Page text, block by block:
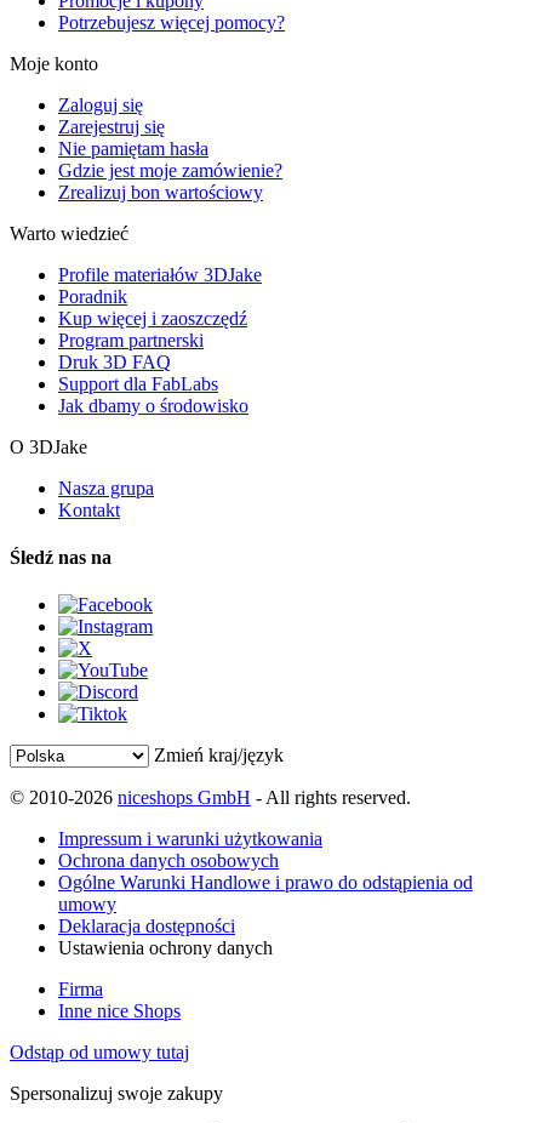
Potrzebujesz więcej pomocy?
Moje konto
Zaloguj się
Zarejestruj się
Nie pamiętam hasła
Gdzie jest moje zamówienie?
Zrealizuj bon wartościowy
Warto wiedzieć
Profile materiałów 3DJake
Poradnik
Kup więcej i zaoszczędź
Program partnerski
Druk 3D FAQ
Support dla FabLabs
Jak dbamy o środowisko
O 3DJake
Nasza grupa
Kontakt
Śledź nas na
Zmień kraj/język
© 2010-2026 niceshops GmbH - All rights reserved.
Impressum i warunki użytkowania
Ochrona danych osobowych
Ogólne Warunki Handlowe i prawo do odstąpienia od
umowy
Deklaracja dostępności
Ustawienia ochrony danych
Firma
Inne nice Shops
Odstąp od umowy tutaj
Spersonalizuj swoje zakupy